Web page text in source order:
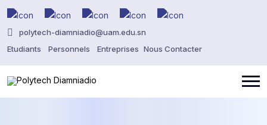
polytech-diamniadio@uam.edu.sn
Etudiants
Personnels Entreprises Nous Contacter